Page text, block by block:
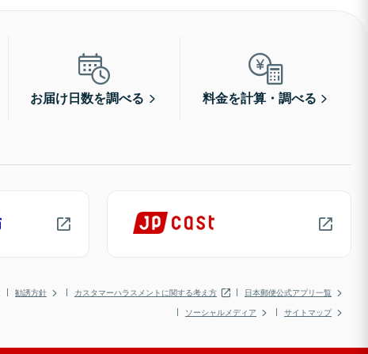
お届け日数を調べる 料金を計算・調べる
勧誘方針 カスタマーハラスメントに関する考え方
日本郵便公式アプリ一覧
ソーシャルメディア
サイトマップ